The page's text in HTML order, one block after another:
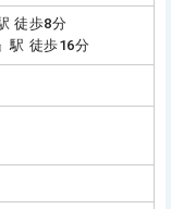
徒歩8分
駅 徒歩16分